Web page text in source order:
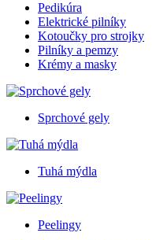
Pedikúra
Elektrické pilníky
Kotoučky pro strojky
Pilníky a pemzy
Krémy a masky
Sprchové gely
Tuhá mýdla
Peelingy